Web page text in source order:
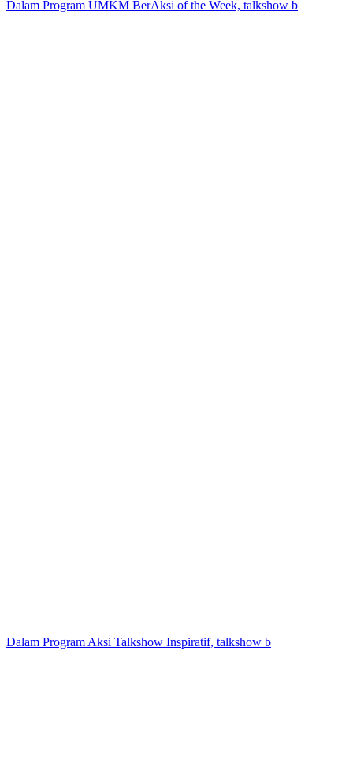
Dalam Program UMKM BerAksi of the Week, talkshow b
Dalam Program Aksi Talkshow Inspiratif, talkshow b